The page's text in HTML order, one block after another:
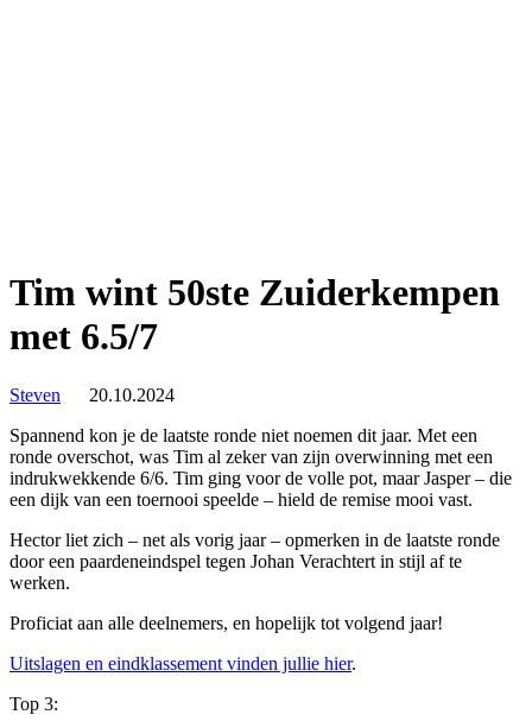
Tim wint 50ste Zuiderkempen
met 6.5/7
Steven
20.10.2024
Spannend kon je de laatste ronde niet noemen dit jaar. Met een
ronde overschot, was Tim al zeker van zijn overwinning met een
indrukwekkende 6/6. Tim ging voor de volle pot, maar Jasper – die
een dijk van een toernooi speelde – hield de remise mooi vast.
Hector liet zich – net als vorig jaar – opmerken in de laatste ronde
door een paardeneindspel tegen Johan Verachtert in stijl af te
werken.
Proficiat aan alle deelnemers, en hopelijk tot volgend jaar!
Uitslagen en eindklassement vinden jullie hier.
Top 3: